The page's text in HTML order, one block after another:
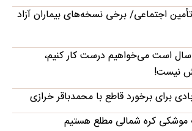
اجتماعی/ برخی نسخه‌های بیماران آزاد
پزشکیان: ۴۷ سال است می‌خواهیم درست کار کنیم،
نیست!
برای برخورد قاطع با محمدباقر خرازی
موشکی کره شمالی مطلع هستیم